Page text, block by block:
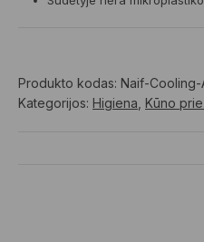
Produkto kodas: Naif-Cooling-
Kategorijos: Higiena Kūno